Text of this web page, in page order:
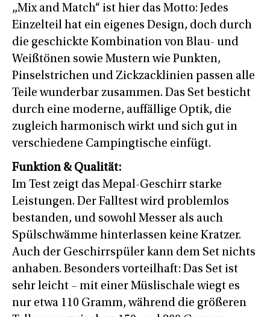
„Mix and Match“ ist hier das Motto: Jedes
Einzelteil hat ein eigenes Design, doch durch
die geschickte Kombination von Blau- und
Weißtönen sowie Mustern wie Punkten,
Pinselstrichen und Zickzacklinien passen alle
Teile wunderbar zusammen. Das Set besticht
durch eine moderne, auffällige Optik, die
zugleich harmonisch wirkt und sich gut in
verschiedene Campingtische einfügt.
Funktion & Qualität:
Im Test zeigt das Mepal-Geschirr starke
Leistungen. Der Falltest wird problemlos
bestanden, und sowohl Messer als auch
Spülschwämme hinterlassen keine Kratzer.
Auch der Geschirrspüler kann dem Set nichts
anhaben. Besonders vorteilhaft: Das Set ist
sehr leicht – mit einer Müslischale wiegt es
nur etwa 110 Gramm, während die größeren